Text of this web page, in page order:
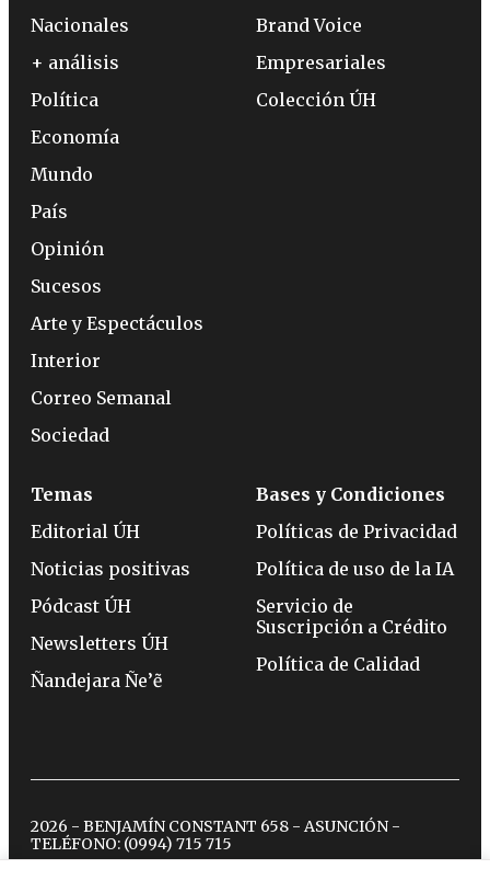
Nacionales
+ análisis
Política
Economía
Mundo
País
Opinión
Sucesos
Arte y Espectáculos
Interior
Correo Semanal
Sociedad
Brand Voice
Empresariales
Colección ÚH
Temas
Editorial ÚH
Noticias positivas
Pódcast ÚH
Newsletters ÚH
Ñandejara Ñe’ẽ
Bases y Condiciones
Políticas de Privacidad
Política de uso de la IA
Servicio de
Suscripción a Crédito
Política de Calidad
2026 - BENJAMÍN CONSTANT 658 - ASUNCIÓN -
TELÉFONO: (0994) 715 715